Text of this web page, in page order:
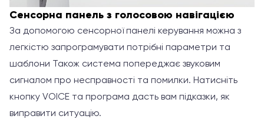
Сенсорна панель з голосовою навігацією
За допомогою сенсорної панелі керування можна з
легкістю запрограмувати потрібні параметри та
шаблони Також система попереджає звуковим
сигналом про несправності та помилки. Натисніть
кнопку VOICE та програма дасть вам підказки, як
виправити ситуацію.